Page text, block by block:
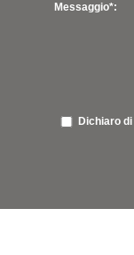
Messaggio*:
Dichiaro